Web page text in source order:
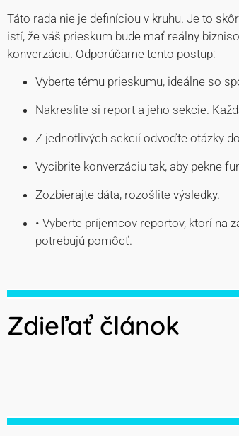
Táto rada nie je definíciou v kruhu. Je to
istí, že váš prieskum bude mať reálny
konverzáciu. Odporúčame tento postup:
Vyberte tému prieskumu, ideálne so
Nakreslite si report a jeho sekcie.
Z jednotlivých sekcií odvoďte otázky
Vycibrite konverzáciu tak, aby pekne
Zozbierajte dáta, rozošlite výsledky.
• Vyberte príjemcov reportov, ktorí na
potrebujú pomôcť.
Zdieľať článok